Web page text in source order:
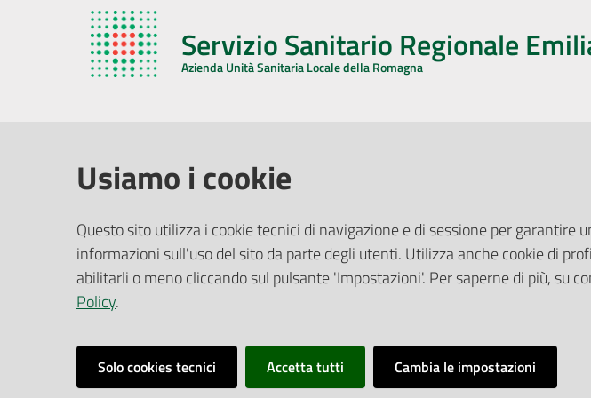
Servizio Sanitario Regionale
Azienda Unità Sanitaria Locale della Romagna
Via De Gasperi, 8 - 48121 Ravenna (RA)
CF/P.IVA:02483810392
PEC:
azienda@pec.auslromagna.it
Ufficio Relazioni con il Pubblico
Riferimenti per la Stampa
Usiamo i cookie
Questo sito utilizza i cookie tecnici di navigazione e di sessione per
informazioni sull'uso del sito da parte degli utenti. Utilizza anche cookie di
abilitarli o meno cliccando sul pulsante 'Impostazioni'. Per saperne di più, su
Policy.
Solo cookies tecnici Accetta tutti Cambia le impostazioni